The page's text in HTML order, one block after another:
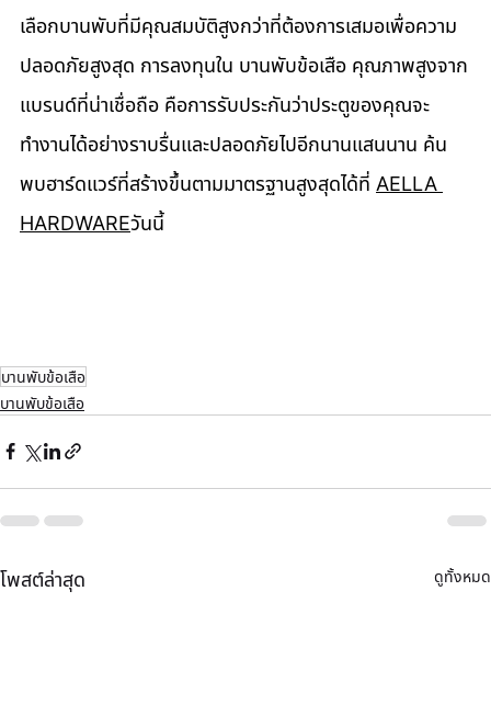
เลือกบานพับที่มีคุณสมบัติสูงกว่าที่ต้องการเสมอเพื่อความ
ปลอดภัยสูงสุด การลงทุนใน บานพับข้อเสือ คุณภาพสูงจาก
แบรนด์ที่น่าเชื่อถือ คือการรับประกันว่าประตูของคุณจะ
ทำงานได้อย่างราบรื่นและปลอดภัยไปอีกนานแสนนาน ค้น
พบฮาร์ดแวร์ที่สร้างขึ้นตามมาตรฐานสูงสุดได้ที่ AELLA
HARDWAREวันนี้
บานพับข้อเสือ
บานพับข้อเสือ
โพสต์ล่าสุด ดูทั้งหมด